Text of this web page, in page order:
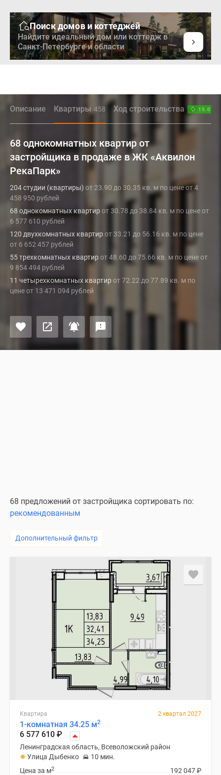
Поиск домов и коттеджей
Найдите идеальный дом или коттедж в
Санкт-Петербурге и области
Описание Квартиры 458 Ход строительства
68 однокомнатных квартир от
застройщика в продаже в ЖК «Аквилон
РекаПарк»
204 студии (квартиры) от 23.90 до 30.35 кв. м по цене от 4
458 950 рублей
68 однокомнатных квартир от 30.78 до 38.84 кв. м по цене от
6 577 610 рублей
120 двухкомнатных квартир от 33.21 до 56.16 кв. м по цене
от 6 652 457 рублей
55 трехкомнатных квартир от 48.60 до 75.66 кв. м по цене от
9 854 494 рублей
11 четырехкомнатных квартир от 72.22 до 77.89 кв. м по
цене от 13 471 094 рублей
68 предложений от застройщика сортировать по:
рекомендованным
Дополнительный фильтр
Квартира 2 квартал 2027
1-комнатная 34.25 м2
6 577 610 ₽
Ленинградская область, Всеволожский район
Улица Дыбенко
10 мин.
192 047₽
Цена за м2